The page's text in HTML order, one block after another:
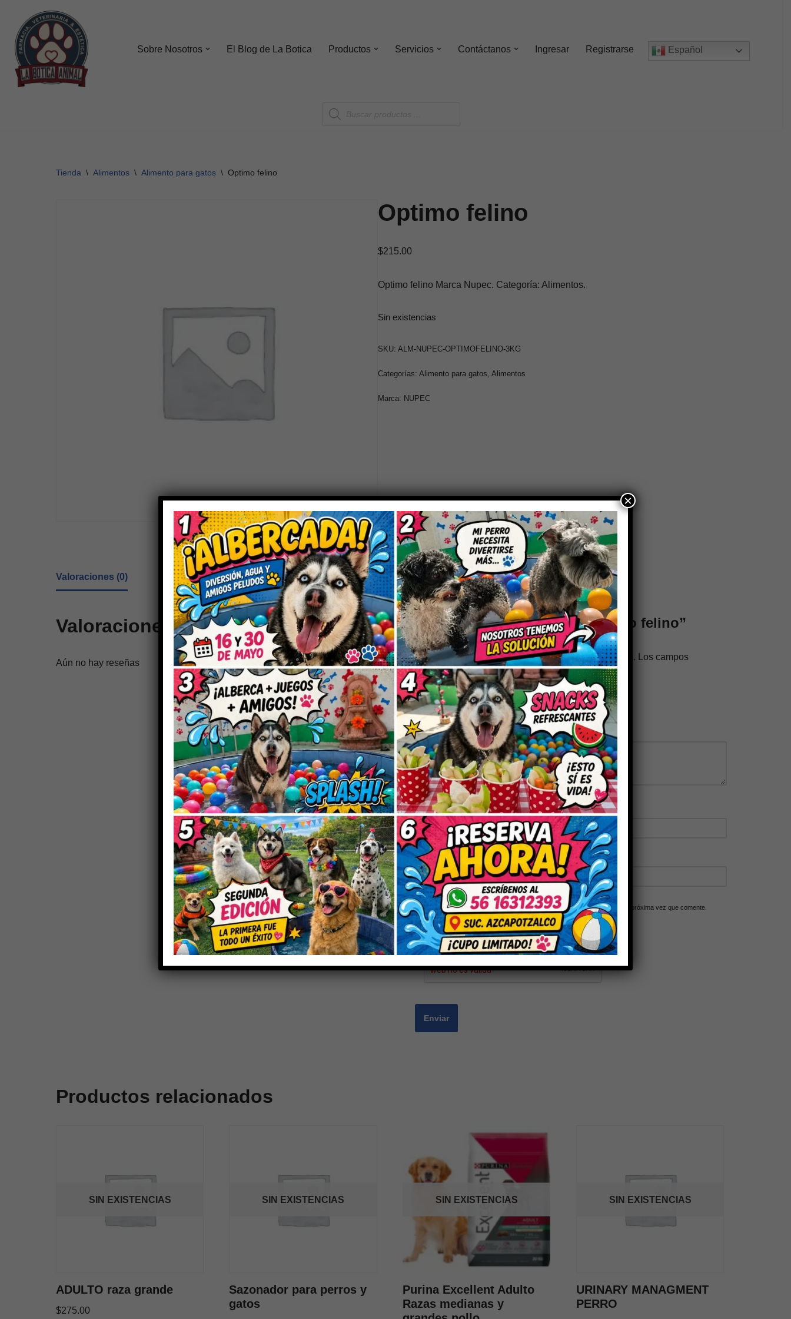
Saltar
contenido
Sobre Nosotros El Blog de La Botica Productos Servicios Contáctanos Ingresar Registrarse Español
Tienda \ Alimentos \ Alimento para gatos \ Optimo felino
Optimo felino
$215.00
Optimo felino Marca Nupec. Categoría: Alimentos.
Sin existencias
SKU: ALM-NUPEC-OPTIMOFELINO-3KG
Categorías: Alimento para gatos Alimentos
Marca: NUPEC
Valoraciones (0)
Valoraciones
Aún no hay reseñas
Sé el primero en valorar “Optimo felino”
Tu dirección de correo electrónico no será publicada.
Los campos
obligatorios están marcados con*
Tu puntuación
Tu valoración*
Nombre
Correo electrónico*
Guarda mi nombre, correo electrónico y web en este navegador para la próxima vez que comente.
Productos relacionados
SIN EXISTENCIAS
ADULTO raza grande
$275.00
SIN EXISTENCIAS
Sazonador para perros y
gatos
SIN EXISTENCIAS
Purina Excellent Adulto
Razas medianas y
SIN EXISTENCIAS
URINARY MANAGMENT
PERRO
×